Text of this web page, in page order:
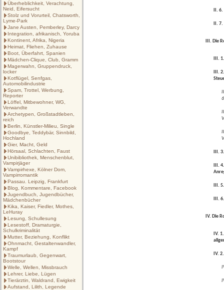
Überheblichkeit, Verachtung,
Neid, Eifersucht
Stolz und Vorurteil, Chatsworth,
Lyme-Park
Jane Austen, Pemberley, Darcy
Integration, afrikanisch, Yoruba
Kontinent, Afrika, Nigeria
Heimat, Fliehen, Zuhause
Boot, Überfahrt, Spanien
Mädchen-Clique, Club, Gramm
Magerwahn, Gruppendruck,
locker
Kotflügel, Senfgas,
Automobilindustrie
Spam, Trottel, Werbung,
Reporter
Löffel, Mitbewohner, WG,
Verwandte
Archetypen, Großstadtleben,
reich
Berlin, Künstler-Milieu, Single
Goodbye, Teddybär, Sinnbild,
Hochland
Gier, Macht, Geld
Hörsaal, Schlachten, Faust
Unibibliothek, Menschenblut,
Vampirjäger
Vampirhexe, Kölner Dom,
Vampirromantik
Passau. Leipzig, Frankfurt
Blog, Kommentare, Facebook
Jugendbuch, Jugendbücher,
Mädchenbücher
Kika, Kaiser, Fiedler, Mothes,
LeHuray
Lesung, Schullesung
Lesestoff, Dramaturgie,
Schulkriminalität
Mutter, Beziehung, Konflikt
Ohnmacht, Gestaltenwandler,
Kampf
Traumurlaub, Gegenwart,
Bootstour
Welle, Wellen, Missbrauch
Lehrer, Liebe, Lügen
Tierärztin, Waldrand, Ewigkeit
Aufstand, Lilith, Legende
II.
II.
III. Die
III. 1.
III.
III.
III.
III.
III.
IV. Die
IV.
IV.